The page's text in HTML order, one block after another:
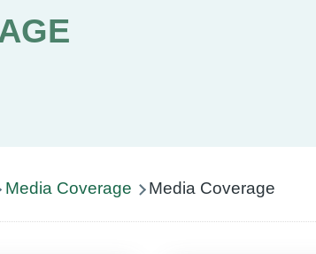
Media Coverage Media Coverage